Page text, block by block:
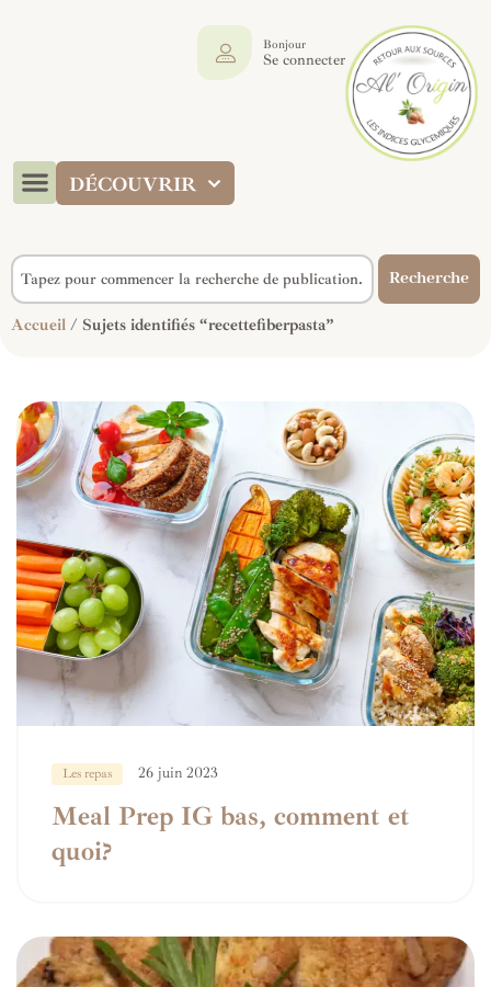
DÉCOUVRIR
Bonjour
Se connecter
Recherche
Accueil / Sujets identifiés “recettefiberpasta”
Les repas 26 juin 2023
Meal Prep IG bas, comment et
quoi?